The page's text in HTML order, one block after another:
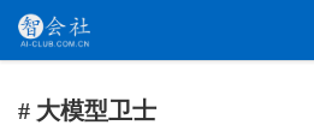
# 大模型卫士